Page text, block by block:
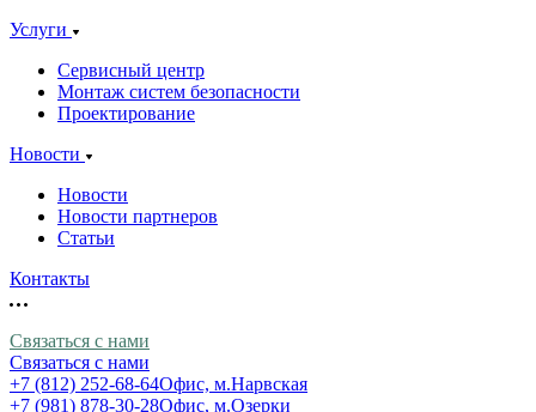
Услуги
Сервисный центр
Монтаж систем безопасности
Проектирование
Новости
Новости
Новости партнеров
Статьи
Контакты
Связаться с нами
Связаться с нами
+7 (812) 252-68-64Офис, м.Нарвская
+7 (981) 878-30-28Офис, м.Озерки